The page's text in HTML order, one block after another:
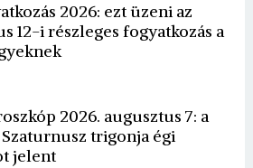
2026: ezt üzeni az
12-i részleges fogyatkozás a
2026. augusztus 7: a
Szaturnusz trigonja égi
jelent